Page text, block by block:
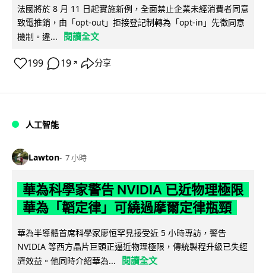
法國將於 8 月 11 日起實施新例，全面禁止企業未經消費者同意
致電推銷，由「opt-out」拒接登記制轉為「opt-in」先徵同意
機制。違...
閱讀全文
199 19 ↗ 分享
人工智能
Lawton 7 小時
華為科學家警告 NVIDIA 已近物理極限
華為「韜定律」可繞過摩爾定律瓶頸
華為半導體首席科學家廖恒罕見接受近 5 小時專訪，警告
NVIDIA 等西方晶片巨頭正逼近物理極限，傳統製程升級已失經
濟效益。他同時介紹華為...
閱讀全文